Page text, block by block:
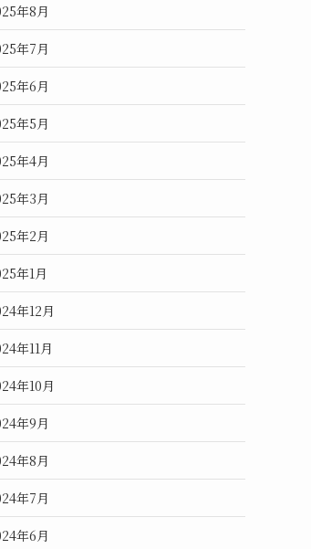
年8月
年7月
年6月
年5月
年4月
年3月
年2月
年1月
年12月
年11月
年10月
年9月
年8月
年7月
年6月